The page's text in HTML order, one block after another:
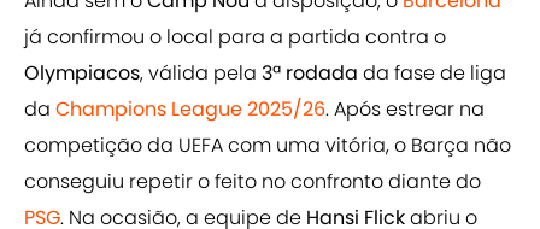
já confirmou o local para a partida contra o
Olympiacos, válida pela 3ª rodada da fase de liga
da Champions League 2025/26. Após estrear na
competição da UEFA com uma vitória, o Barça não
conseguiu repetir o feito no confronto diante do
PSG. Na ocasião, a equipe de Hansi Flickabriu o